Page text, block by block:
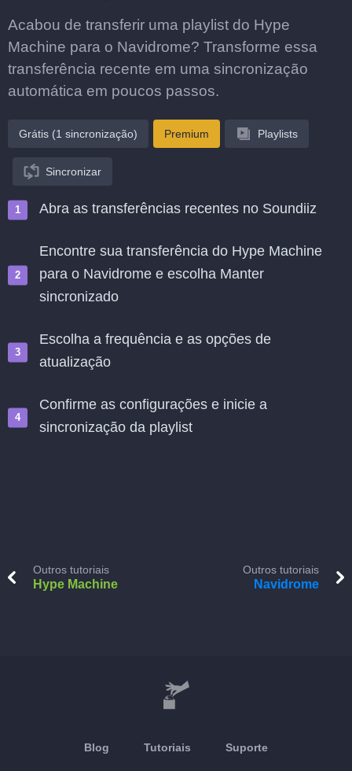
Acabou de transferir uma playlist do Hype
Machine para o Navidrome? Transforme essa
transferência recente em uma sincronização
automática em poucos passos.
Grátis (1 sincronização) Premium Playlists
Sincronizar
Abra as transferências recentes no Soundiiz
Encontre sua transferência do Hype Machine
para o Navidrome e escolha Manter
sincronizado
Escolha a frequência e as opções de
atualização
Confirme as configurações e inicie a
sincronização da playlist
Outros tutoriais
Hype Machine
Outros tutoriais
Navidrome
Blog Tutoriais Suporte